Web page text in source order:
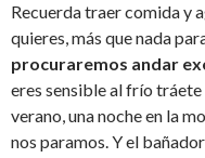
Recuerda traer comida y
quieres, más que nada
procuraremos andar
eres sensible al frío tráete
verano, una noche en la
nos paramos. Y el